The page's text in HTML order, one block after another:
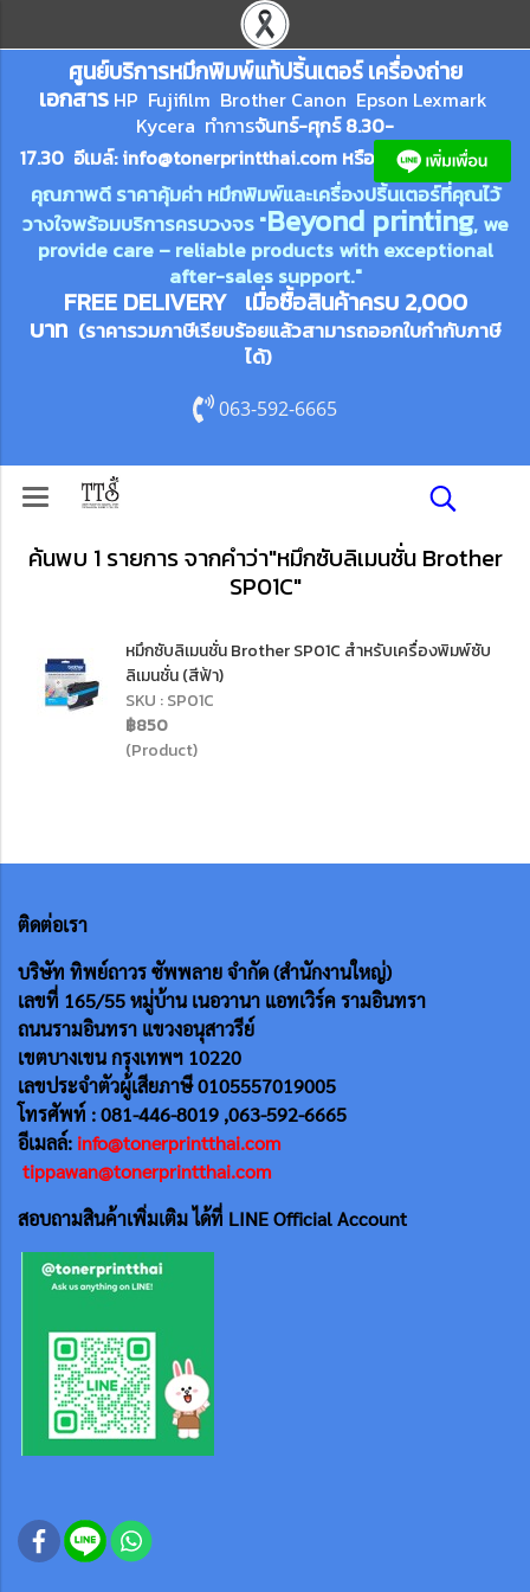
ศูนย์บริการหมึกพิมพ์แท้ปริ้นเตอร์ เครื่องถ่าย
เอกสาร HP Fujifilm Brother Canon Epson Lexmark
Kycera ทำการจันทร์-ศุกร์ 8.30-
17.30 อีเมล์:info@tonerprintthai.com หรือ
คุณภาพดี ราคาคุ้มค่า หมึกพิมพ์และเครื่องปริ้นเตอร์ที่คุณไว้
วางใจพร้อมบริการครบวงจร "Beyond printing, we
provide care – reliable products with exceptional
after-sales support."
FREE DELIVERY เมื่อซื้อสินค้าครบ 2,000
บาท (ราคารวมภาษีเรียบร้อยแล้วสามารถออกใบกำกับภาษี
ได้)
063-592-6665
ค้นพบ 1 รายการ จากคำว่า"หมึกซับลิเมนชั่น Brother
SP01C"
หมึกซับลิเมนชั่น Brother SP01C สำหรับเครื่องพิมพ์ซับ
ลิเมนชั่น (สีฟ้า)
SKU : SP01C
฿850
(Product)
ติดต่อเรา
บริษัท ทิพย์ถาวร ซัพพลาย จำกัด (สำนักงานใหญ่)
เลขที่ 165/55หมู่บ้าน เนอวานา แอทเวิร์ค รามอินทรา
ถนนรามอินทรา แขวงอนุสาวรีย์
เขตบางเขน กรุงเทพฯ 10220
เลขประจำตัวผู้เสียภาษี 0105557019005
โทรศัพท์ : 081-446-8019 ,063-592-6665
อีเมลล์: info@tonerprintthai.com
tippawan@tonerprintthai.com
สอบถามสินค้าเพิ่มเติม ได้ที่ LINE Official Account